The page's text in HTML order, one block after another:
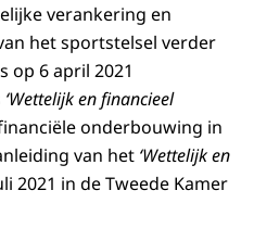
verankering en
het sportstelsel verder
op 6 april 2021
‘Wettelijk en financieel
onderbouwing in
van het ‘Wettelijk en
2021 in de Tweede Kamer